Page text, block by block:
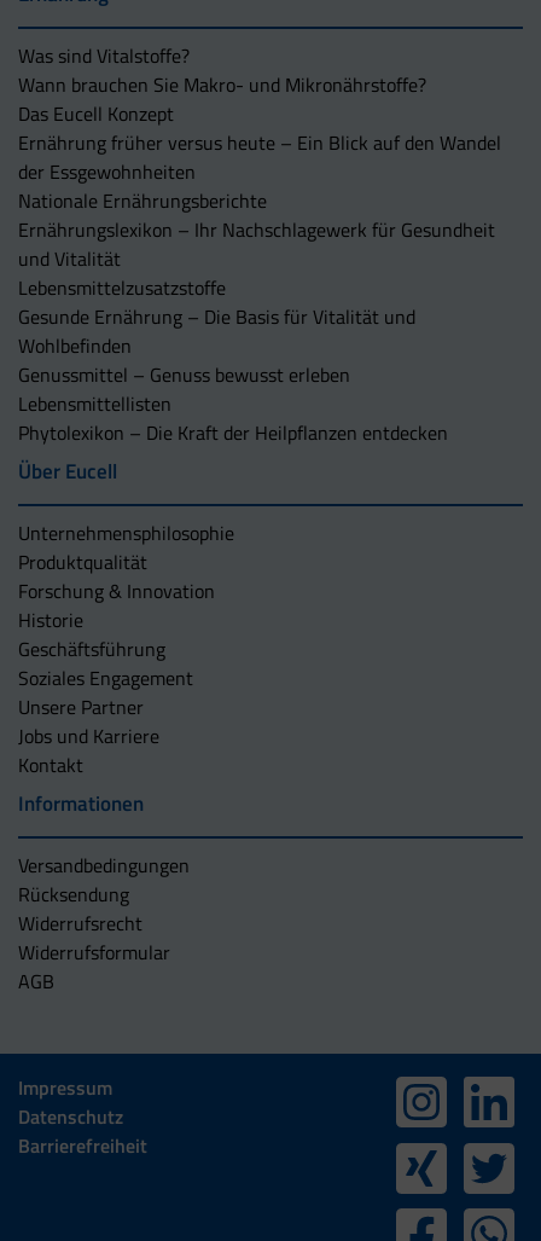
Was sind Vitalstoffe?
Wann brauchen Sie Makro- und Mikronährstoffe?
Das Eucell Konzept
Ernährung früher versus heute – Ein Blick auf den Wandel
der Essgewohnheiten
Nationale Ernährungsberichte
Ernährungslexikon – Ihr Nachschlagewerk für Gesundheit
und Vitalität
Lebensmittelzusatzstoffe
Gesunde Ernährung – Die Basis für Vitalität und
Wohlbefinden
Genussmittel – Genuss bewusst erleben
Lebensmittellisten
Phytolexikon – Die Kraft der Heilpflanzen entdecken
Über Eucell
Unternehmens­philosophie
Produktqualität
Forschung & Innovation
Historie
Geschäftsführung
Soziales Engagement
Unsere Partner
Jobs und Karriere
Kontakt
Informationen
Versandbedingungen
Rücksendung
Widerrufsrecht
Widerrufsformular
AGB
Impressum
Datenschutz
Barrierefreiheit